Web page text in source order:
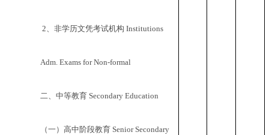
2、非学历文凭考试机构 Institutions
Adm. Exams for Non-formal
二、中等教育 Secondary Education
（一）高中阶段教育 Senior Secondary